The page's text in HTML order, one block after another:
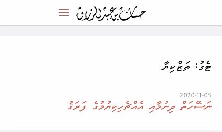
ޓެގު: ތަޒްކިޔާ
2020-11-05
ނަސޭހަތް ދިނުމާއި އެއްޗެހިކިޔުމުގެ ފަރަޤު